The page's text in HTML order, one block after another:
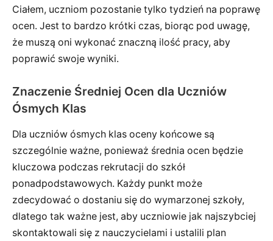
Ciałem, uczniom pozostanie tylko tydzień na poprawę
ocen. Jest to bardzo krótki czas, biorąc pod uwagę,
że muszą oni wykonać znaczną ilość pracy, aby
poprawić swoje wyniki.
Znaczenie Średniej Ocen dla Uczniów
Ósmych Klas
Dla uczniów ósmych klas oceny końcowe są
szczególnie ważne, ponieważ średnia ocen będzie
kluczowa podczas rekrutacji do szkół
ponadpodstawowych. Każdy punkt może
zdecydować o dostaniu się do wymarzonej szkoły,
dlatego tak ważne jest, aby uczniowie jak najszybciej
skontaktowali się z nauczycielami i ustalili plan